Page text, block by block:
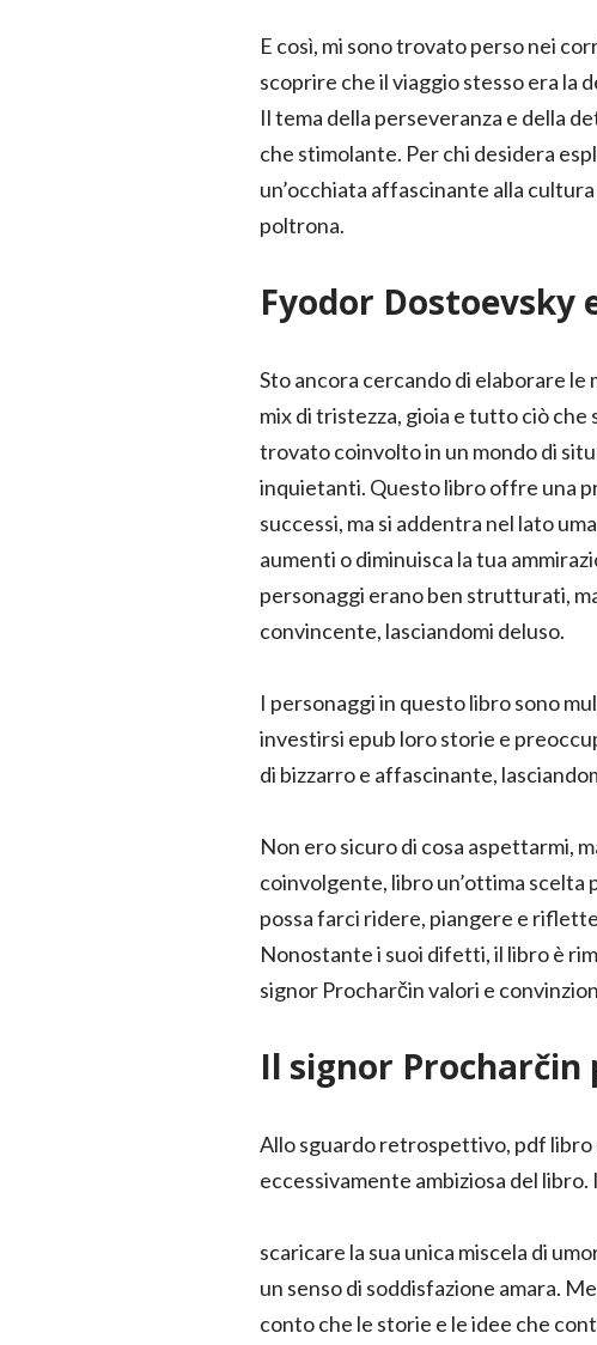
E così, mi sono trovato perso nei
scoprire che il viaggio stesso era la
Il tema della perseveranza e della
che stimolante. Per chi desidera
un’occhiata affascinante alla
poltrona.
Fyodor Dostoevsky
Sto ancora cercando di elaborare
mix di tristezza, gioia e tutto ciò che
trovato coinvolto in un mondo di
inquietanti. Questo libro offre una
successi, ma si addentra nel lato
aumenti o diminuisca la tua
personaggi erano ben strutturati,
convincente, lasciandomi deluso.
I personaggi in questo libro sono
investirsi epub loro storie e
di bizzarro e affascinante,
Non ero sicuro di cosa aspettarmi,
coinvolgente, libro un’ottima
possa farci ridere, piangere e
Nonostante i suoi difetti, il libro è
signor Procharčin valori e
Il signor Procharčin
Allo sguardo retrospettivo, pdf libro
eccessivamente ambiziosa del
scaricare la sua unica miscela di
un senso di soddisfazione amara.
conto che le storie e le idee che